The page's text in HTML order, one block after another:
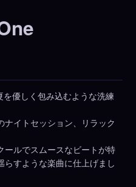
を優しく包み込むような洗練
イトセッション、リラック
ールでスムースなビートが特
すような楽曲に仕上げまし